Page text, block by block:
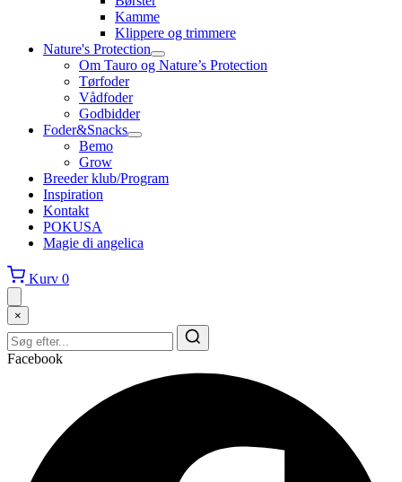
Kamme
Klippere og trimmere
Nature's Protection
Om Tauro og Nature’s Protection
Tørfoder
Vådfoder
Godbidder
Foder&Snacks
Bemo
Grow
Breeder klub/Program
Inspiration
Kontakt
POKUSA
Magie di angelica
Kurv 0
×
Facebook